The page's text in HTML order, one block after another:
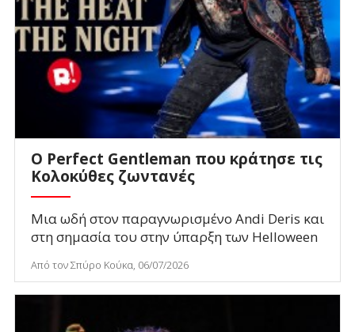
Ο Perfect Gentleman που κράτησε τις
Κολοκύθες ζωντανές
Μια ωδή στον παραγνωρισμένο Andi Deris και
στη σημασία του στην ύπαρξη των Helloween
Από τον Σπύρο Κούκα, 06/07/2026